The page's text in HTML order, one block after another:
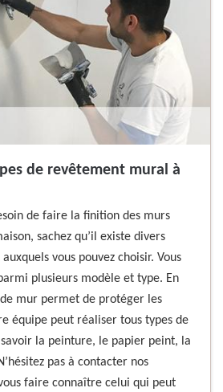
de revêtement mural à
de faire la finition des murs
sachez qu’il existe divers
vous pouvez choisir. Vous
plusieurs modèle et type. En
mur permet de protéger les
équipe peut réaliser tous types de
la peinture, le papier peint, la
pas à contacter nos
faire connaître celui qui peut